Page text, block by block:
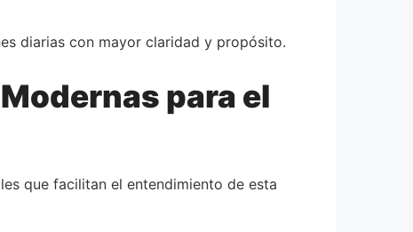
diarias con mayor claridad y propósito.
para el
que facilitan el entendimiento de esta